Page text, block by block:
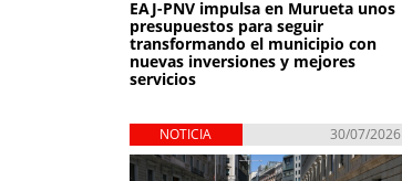
EAJ-PNV impulsa en Murueta unos
presupuestos para seguir
transformando el municipio con
nuevas inversiones y mejores
servicios
NOTICIA 30/07/2026